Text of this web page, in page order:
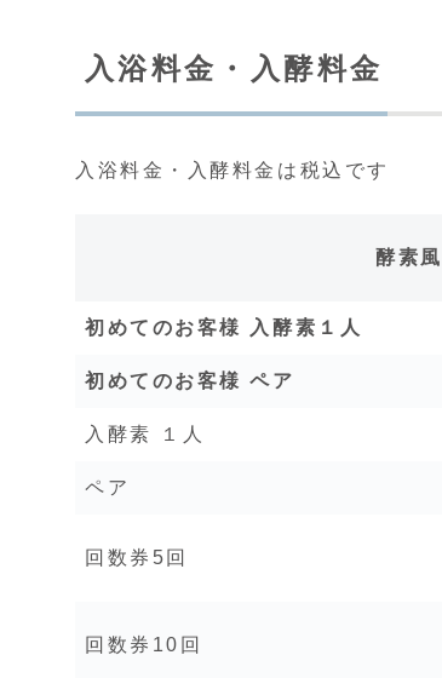
入浴料金・入酵料金
入浴料金・入酵料金は税込です
酵素
初めてのお客様 入酵素１人
初めてのお客様 ペア
入酵素 １人
ペア
回数券5回
回数券10回